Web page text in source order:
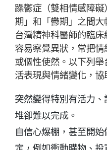
躁鬱症（雙相情感障
期」和「鬱期」之間
台灣精神科醫師的臨
容易察覺異狀，常把
或個性使然。以下列
活表現與情緒變化，協
突然變得特別有活力
堆卻難以完成。
自信心爆棚，甚至開